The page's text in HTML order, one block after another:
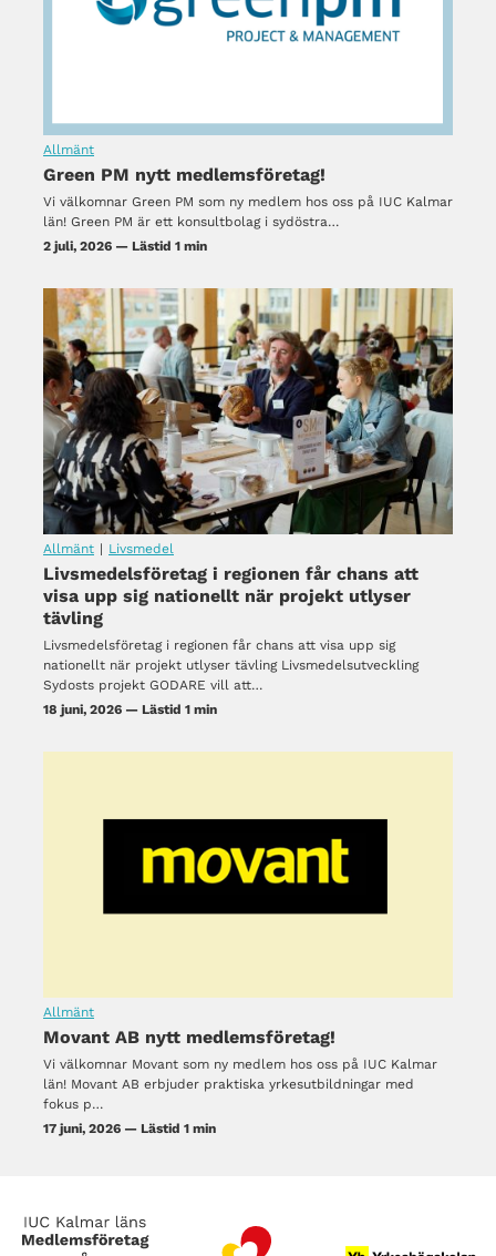
Allmänt
Green PM nytt medlemsföretag!
Vi välkomnar Green PM som ny medlem hos oss på IUC Kalmar
län! Green PM är ett konsultbolag i sydöstra…
2 juli, 2026 — Lästid 1 min
Allmänt | Livsmedel
Livsmedelsföretag i regionen får chans att
visa upp sig nationellt när projekt utlyser
tävling
Livsmedelsföretag i regionen får chans att visa upp sig
nationellt när projekt utlyser tävling Livsmedelsutveckling
Sydosts projekt GODARE vill att…
18 juni, 2026 — Lästid 1 min
Allmänt
Movant AB nytt medlemsföretag!
Vi välkomnar Movant som ny medlem hos oss på IUC Kalmar
län! Movant AB erbjuder praktiska yrkesutbildningar med
fokus p…
17 juni, 2026 — Lästid 1 min